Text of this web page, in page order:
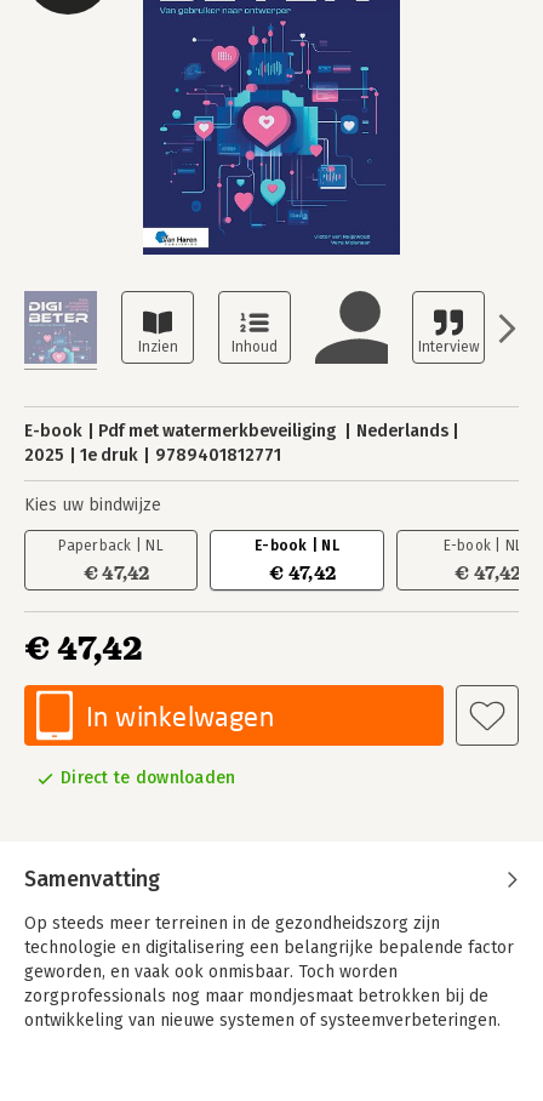
E-book Pdf met watermerkbeveiliging
Nederlands
2025
1e druk 9789401812771
Kies uw bindwijze
Paperback | NL
€ 47,42
E-book | NL
€ 47,42
E-book | NL
€ 47,42
€ 47,42
In winkelwagen
Direct te downloaden
Samenvatting
Op steeds meer terreinen in de gezondheidszorg zijn
technologie en digitalisering een belangrijke bepalende factor
geworden, en vaak ook onmisbaar. Toch worden
zorgprofessionals nog maar mondjesmaat betrokken bij de
ontwikkeling van nieuwe systemen of systeemverbeteringen.